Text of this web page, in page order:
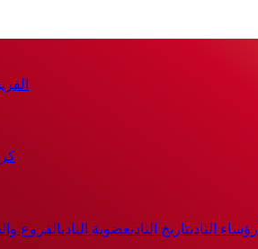
رؤساء النادىتاريخ النادىعضوية النادىالفروع